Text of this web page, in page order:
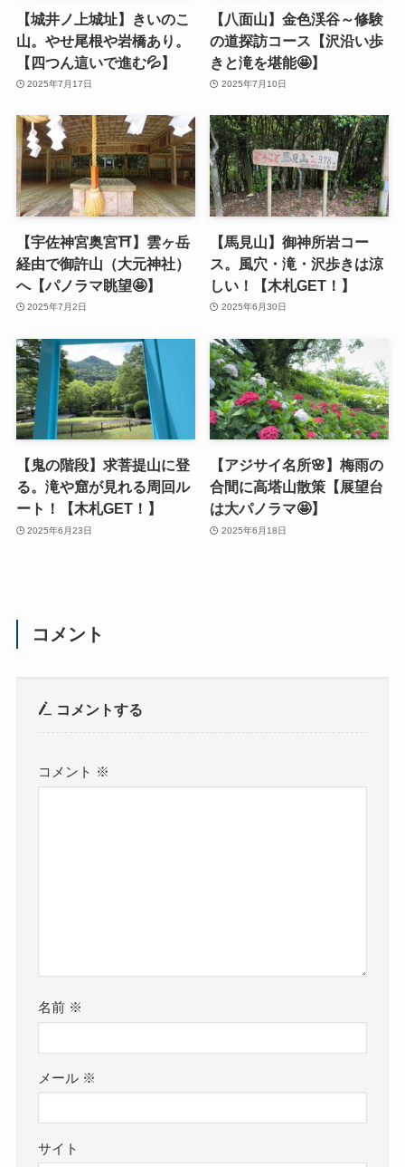
【城井ノ上城址】きいのこ
山。やせ尾根や岩橋あり。
【四つん這いで進む💦】
2025年7月17日
【八面山】金色渓谷～修験
の道探訪コース【沢沿い歩
きと滝を堪能🤩】
2025年7月10日
【宇佐神宮奥宮⛩️】雲ヶ岳
経由で御許山（大元神社）
へ【パノラマ眺望🤩】
2025年7月2日
【馬見山】御神所岩コー
ス。風穴・滝・沢歩きは涼
しい！【木札GET！】
2025年6月30日
【鬼の階段】求菩提山に登
る。滝や窟が見れる周回ル
ート！【木札GET！】
2025年6月23日
【アジサイ名所🌸】梅雨の
合間に高塔山散策【展望台
は大パノラマ🤩】
2025年6月18日
コメント
コメントする
コメント ※
名前 ※
メール ※
サイト